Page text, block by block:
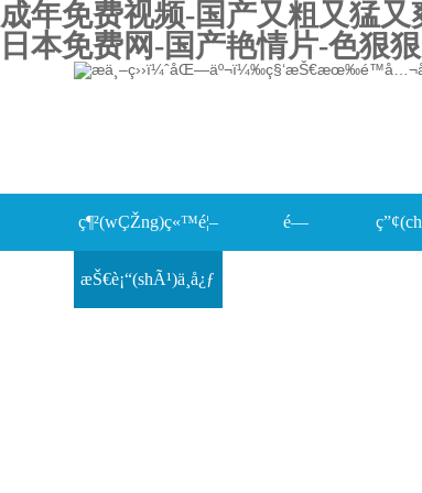
成年免费视频-国产又粗又猛
日本免费网-国产艳情片-色狠
ç¶²(wÇŽng)ç«™é¦–
é 
é—
æŠ€è¡“(shÃ¹)ä¸­å¿ƒ